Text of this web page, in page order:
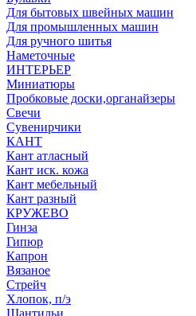
Для бытовых швейных машин
Для промышленных машин
Для ручного шитья
Наметочные
ИНТЕРЬЕР
Миниатюры
Пробковые доски,органайзеры
Свечи
Сувенирчики
КАНТ
Кант атласный
Кант иск. кожа
Кант мебельный
Кант разный
КРУЖЕВО
Гинза
Гипюр
Капрон
Вязаное
Стрейч
Хлопок, п/э
Шантильи